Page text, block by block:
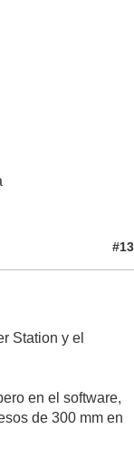
#13
Station y el
en el software,
de 300 mm en